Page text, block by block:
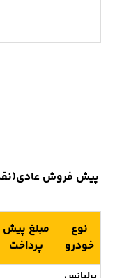
نوع
خودرو
مبلغ پیش
پرداخت